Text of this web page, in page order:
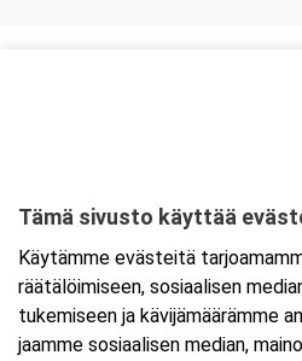
Tarkempi kartta ja ajo-ohjeet
Tämä sivusto käyttää
Käytämme evästeitä
räätälöimiseen, sosiaalisen
tukemiseen ja kävijämäärämme
jaamme sosiaalisen median,